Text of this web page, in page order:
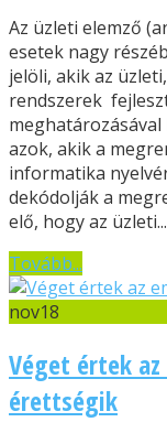
Az üzleti elemző
esetek nagy
jelöli, akik az
rendszerek
azok, akik a
informatika
dekódolják a
elő, hogy az üzleti...
Tovább...
nov18
Véget értek
érettségik